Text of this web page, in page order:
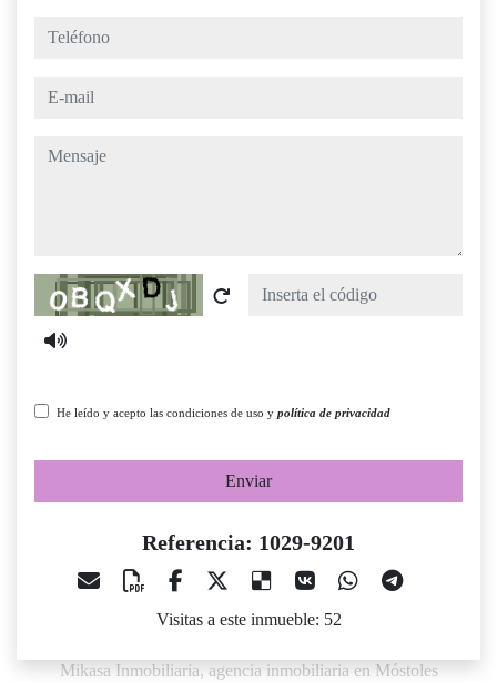
teléfono
e-mail
mensaje
Captcha
He leído y acepto las condiciones de uso y política de privacidad
Enviar
Referencia: 1029-9201
Visitas a este inmueble: 52
Mikasa Inmobiliaria, agencia inmobiliaria en Móstoles